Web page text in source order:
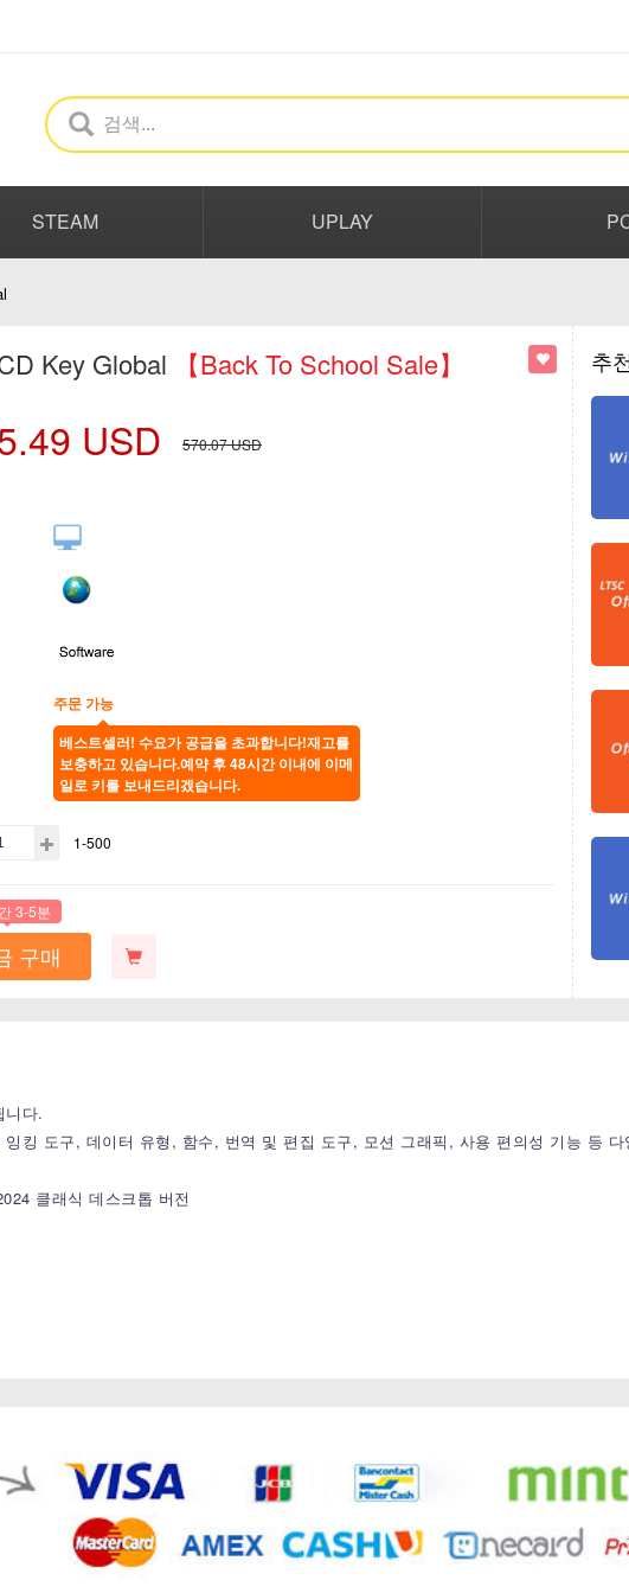
STEAM UPLAY
Key Global 【Back To School Sale】
USD 570.07USD
주문 가능
베스트셀러! 수요가 공급을 초과합니다!재고를
보충하고 있습니다.예약 후 48시간 이내에 이메
일로 키를 보내드리겠습니다.
1-500
3-5분
구매
추
니다.
킹 도구, 데이터 유형, 함수, 번역 및 편집 도구, 모션 그래픽, 사용 편의성 기능 등
클래식 데스크톱 버전